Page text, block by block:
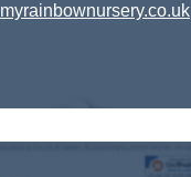
myrainbownursery.co.uk